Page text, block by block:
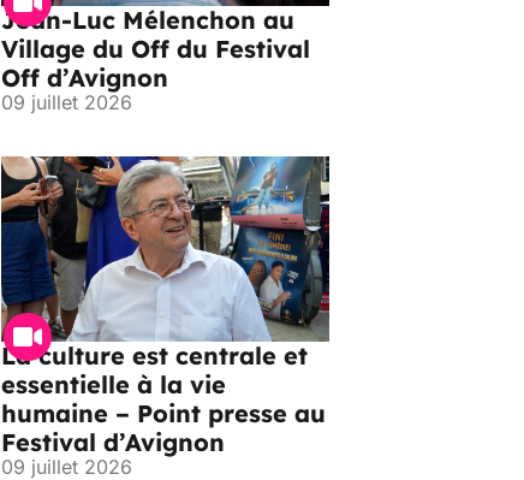
Jean-Luc Mélenchon au
Village du Off du Festival
Off d’Avignon
09 juillet 2026
La culture est centrale et
essentielle à la vie
humaine – Point presse au
Festival d’Avignon
09 juillet 2026